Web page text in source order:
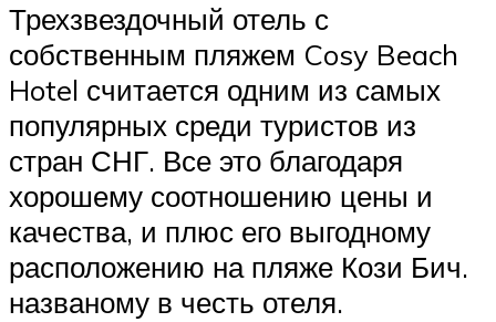
Трехзвездочный отель с
собственным пляжем Cosy Beach
Hotel считается одним из самых
популярных среди туристов из
стран СНГ. Все это благодаря
хорошему соотношению цены и
качества, и плюс его выгодному
расположению на пляже Кози Бич.
названому в честь отеля.